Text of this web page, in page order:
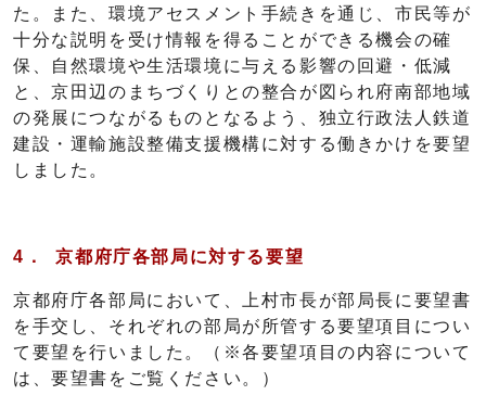
た。また、環境アセスメント手続きを通じ、市民等が
十分な説明を受け情報を得ることができる機会の確
保、自然環境や生活環境に与える影響の回避・低減
と、京田辺のまちづくりとの整合が図られ府南部地域
の発展につながるものとなるよう、独立行政法人鉄道
建設・運輸施設整備支援機構に対する働きかけを要望
しました。
4． 京都府庁各部局に対する要望
京都府庁各部局において、上村市長が部局長に要望書
を手交し、それぞれの部局が所管する要望項目につい
て要望を行いました。（※各要望項目の内容について
は、要望書をご覧ください。）